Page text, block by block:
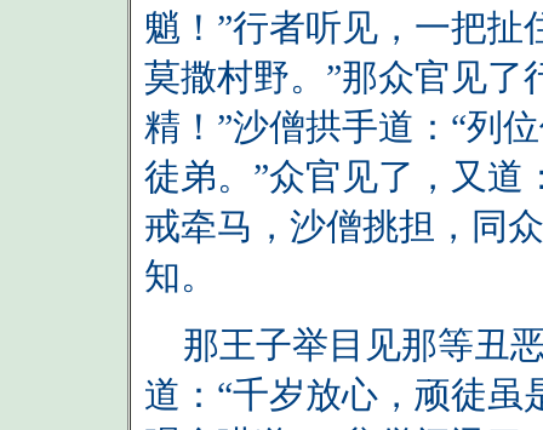
魈！”行者听见，一把扯
莫撒村野。”那众官见了
精！”沙僧拱手道：“列
徒弟。”众官见了，又道
戒牵马，沙僧挑担，同
知。
那王子举目见那等丑
道：“千岁放心，顽徒虽